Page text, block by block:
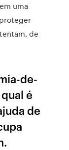
uma
de
de-
é
de